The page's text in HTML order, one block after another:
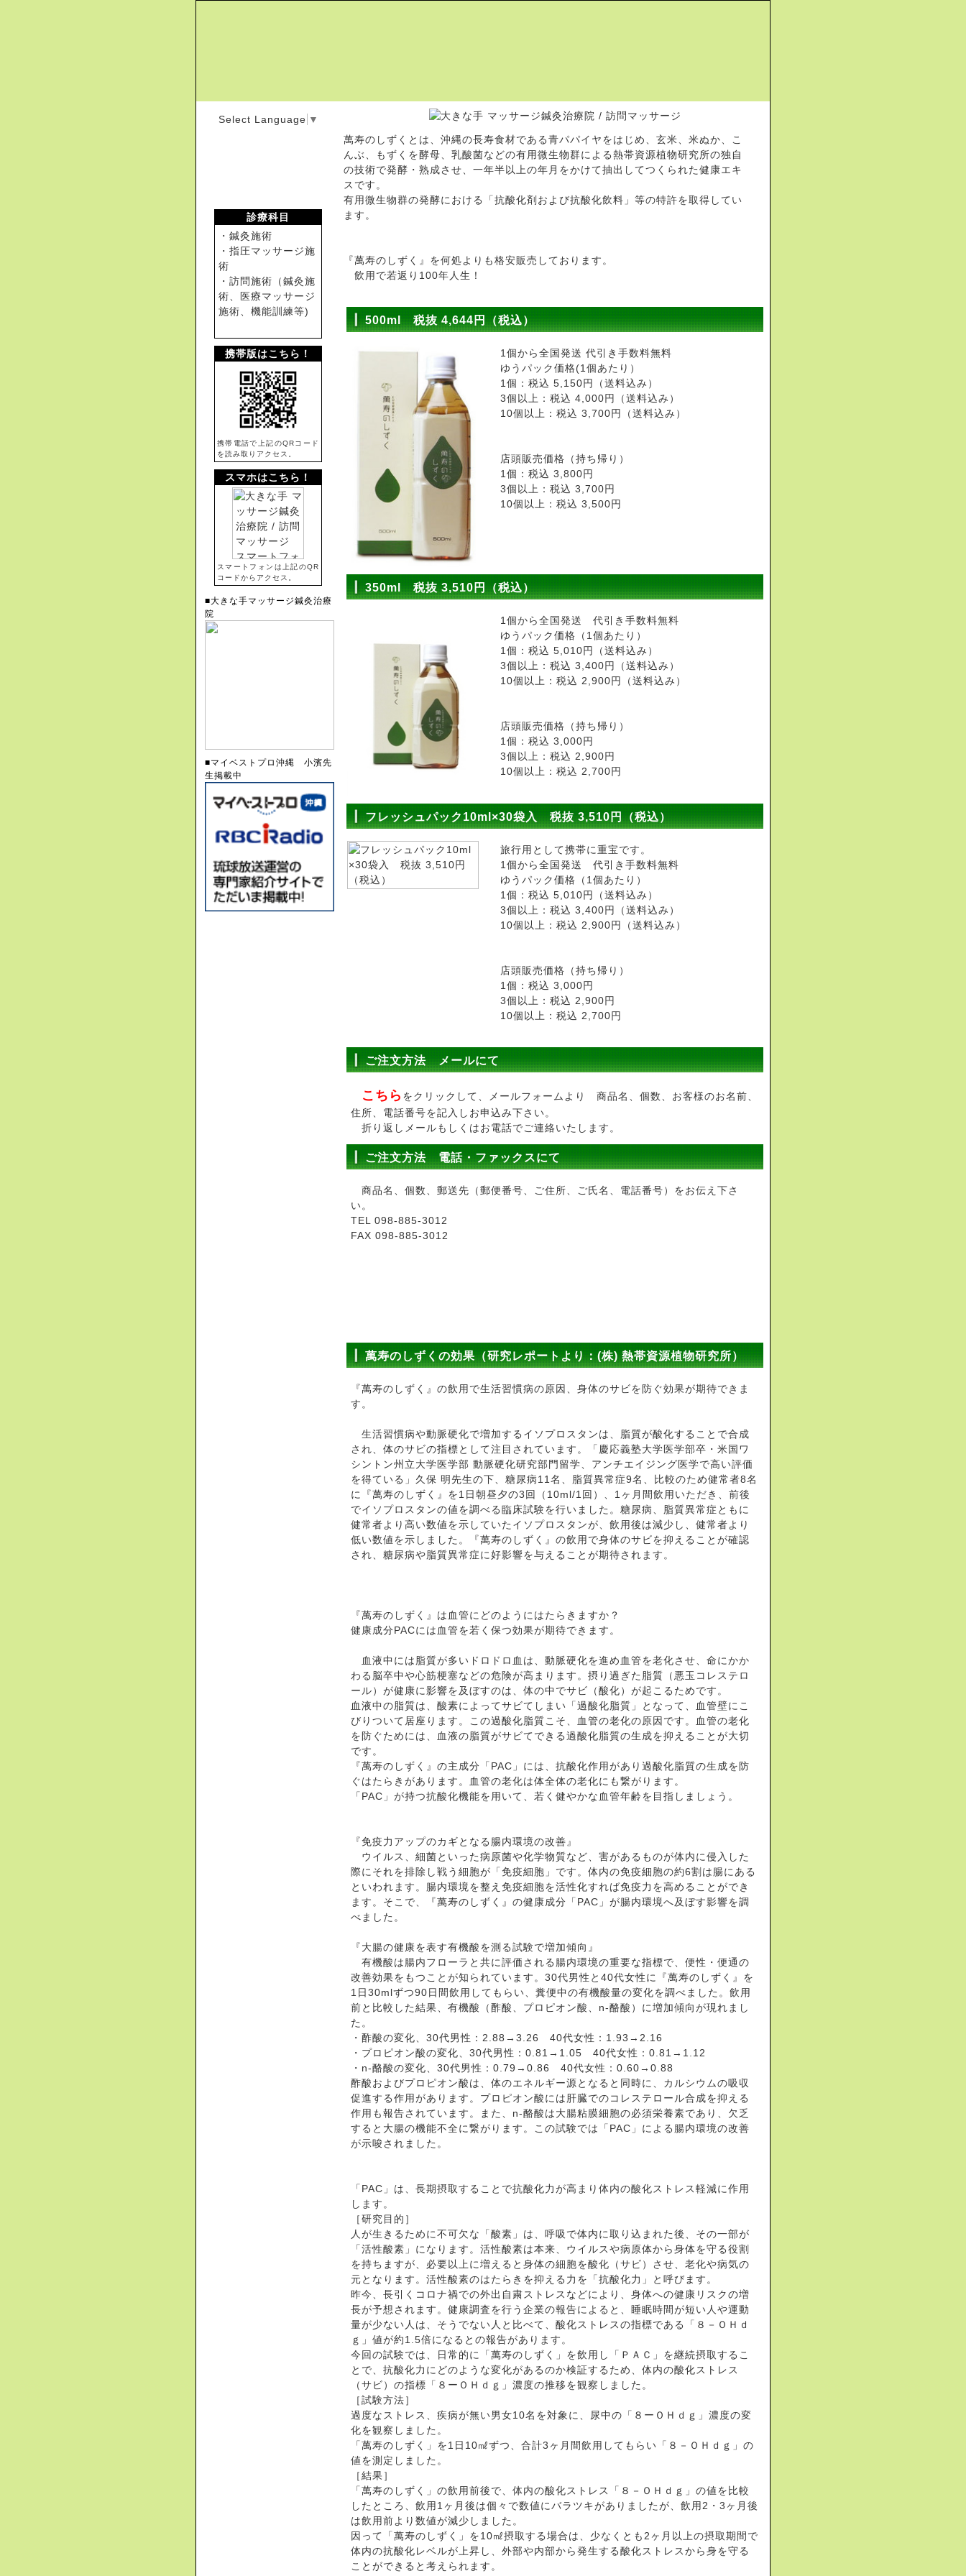
Select Language ▼
診療科目
・鍼灸施術
・指圧マッサージ施
術
・訪問施術（鍼灸施
術、医療マッサージ
施術、機能訓練等)
携帯版はこちら！
携帯電話で上記のQRコード
を読み取りアクセス。
スマホはこちら！
スマートフォンは上記のQR
コードからアクセス。
■大きな手マッサージ鍼灸治療
院
■マイベストプロ沖縄 小濱先
生掲載中
萬寿のしずくとは、沖縄の長寿食材である青パパイヤをはじめ、玄米、米ぬか、こ
んぶ、もずくを酵母、乳酸菌などの有用微生物群による熱帯資源植物研究所の独自
の技術で発酵・熟成させ、一年半以上の年月をかけて抽出してつくられた健康エキ
スです。
有用微生物群の発酵における「抗酸化剤および抗酸化飲料」等の特許を取得してい
ます。
『萬寿のしずく』を何処よりも格安販売しております。
飲用で若返り100年人生！
500ml 税抜 4,644円（税込）
1個から全国発送 代引き手数料無料
ゆうパック価格(1個あたり）
1個：税込 5,150円（送料込み）
3個以上：税込 4,000円（送料込み）
10個以上：税込 3,700円（送料込み）
店頭販売価格（持ち帰り）
1個：税込 3,800円
3個以上：税込 3,700円
10個以上：税込 3,500円
350ml 税抜 3,510円（税込）
1個から全国発送 代引き手数料無料
ゆうパック価格（1個あたり）
1個：税込 5,010円（送料込み）
3個以上：税込 3,400円（送料込み）
10個以上：税込 2,900円（送料込み）
店頭販売価格（持ち帰り）
1個：税込 3,000円
3個以上：税込 2,900円
10個以上：税込 2,700円
フレッシュパック10ml×30袋入 税抜 3,510円（税込）
旅行用として携帯に重宝です。
1個から全国発送 代引き手数料無料
ゆうパック価格（1個あたり）
1個：税込 5,010円（送料込み）
3個以上：税込 3,400円（送料込み）
10個以上：税込 2,900円（送料込み）
店頭販売価格（持ち帰り）
1個：税込 3,000円
3個以上：税込 2,900円
10個以上：税込 2,700円
ご注文方法 メールにて
こちら をクリックして、メールフォームより 商品名、個数、お客様のお名前、
住所、電話番号を記入しお申込み下さい。
折り返しメールもしくはお電話でご連絡いたします。
ご注文方法 電話・ファックスにて
商品名、個数、郵送先（郵便番号、ご住所、ご氏名、電話番号）をお伝え下さ
い。
TEL 098-885-3012
FAX 098-885-3012
萬寿のしずくの効果（研究レポートより：(株) 熱帯資源植物研究所）
『萬寿のしずく』の飲用で生活習慣病の原因、身体のサビを防ぐ効果が期待できま
す。
生活習慣病や動脈硬化で増加するイソプロスタンは、脂質が酸化することで合成
され、体のサビの指標として注目されています。「慶応義塾大学医学部卒・米国ワ
シントン州立大学医学部 動脈硬化研究部門留学、アンチエイジング医学で高い評価
を得ている」久保 明先生の下、糖尿病11名、脂質異常症9名、比較のため健常者8名
に『萬寿のしずく』を1日朝昼夕の3回（10ml/1回）、1ヶ月間飲用いただき、前後
でイソプロスタンの値を調べる臨床試験を行いました。糖尿病、脂質異常症ともに
健常者より高い数値を示していたイソプロスタンが、飲用後は減少し、健常者より
低い数値を示しました。『萬寿のしずく』の飲用で身体のサビを抑えることが確認
され、糖尿病や脂質異常症に好影響を与えることが期待されます。
『萬寿のしずく』は血管にどのようにはたらきますか？
健康成分PACには血管を若く保つ効果が期待できます。
血液中には脂質が多いドロドロ血は、動脈硬化を進め血管を老化させ、命にかか
わる脳卒中や心筋梗塞などの危険が高まります。摂り過ぎた脂質（悪玉コレステロ
ール）が健康に影響を及ぼすのは、体の中でサビ（酸化）が起こるためです。
血液中の脂質は、酸素によってサビてしまい「過酸化脂質」となって、血管壁にこ
びりついて居座ります。この過酸化脂質こそ、血管の老化の原因です。血管の老化
を防ぐためには、血液の脂質がサビてできる過酸化脂質の生成を抑えることが大切
です。
『萬寿のしずく』の主成分「PAC」には、抗酸化作用があり過酸化脂質の生成を防
ぐはたらきがあります。血管の老化は体全体の老化にも繋がります。
「PAC」が持つ抗酸化機能を用いて、若く健やかな血管年齢を目指しましょう。
『免疫力アップのカギとなる腸内環境の改善』
ウイルス、細菌といった病原菌や化学物質など、害があるものが体内に侵入した
際にそれを排除し戦う細胞が「免疫細胞」です。体内の免疫細胞の約6割は腸にある
といわれます。腸内環境を整え免疫細胞を活性化すれば免疫力を高めることができ
ます。そこで、『萬寿のしずく』の健康成分「PAC」が腸内環境へ及ぼす影響を調
べました。
『大腸の健康を表す有機酸を測る試験で増加傾向』
有機酸は腸内フローラと共に評価される腸内環境の重要な指標で、便性・便通の
改善効果をもつことが知られています。30代男性と40代女性に『萬寿のしずく』を
1日30mlずつ90日間飲用してもらい、糞便中の有機酸量の変化を調べました。飲用
前と比較した結果、有機酸（酢酸、プロピオン酸、n-酪酸）に増加傾向が現れまし
た。
・酢酸の変化、30代男性：2.88→3.26 40代女性：1.93→2.16
・プロピオン酸の変化、30代男性：0.81→1.05 40代女性：0.81→1.12
・n-酪酸の変化、30代男性：0.79→0.86 40代女性：0.60→0.88
酢酸およびプロピオン酸は、体のエネルギー源となると同時に、カルシウムの吸収
促進する作用があります。プロピオン酸には肝臓でのコレステロール合成を抑える
作用も報告されています。また、n-酪酸は大腸粘膜細胞の必須栄養素であり、欠乏
すると大腸の機能不全に繋がります。この試験では「PAC」による腸内環境の改善
が示唆されました。
「PAC」は、長期摂取することで抗酸化力が高まり体内の酸化ストレス軽減に作用
します。
［研究目的］
人が生きるために不可欠な「酸素」は、呼吸で体内に取り込まれた後、その一部が
「活性酸素」になります。活性酸素は本来、ウイルスや病原体から身体を守る役割
を持ちますが、必要以上に増えると身体の細胞を酸化（サビ）させ、老化や病気の
元となります。活性酸素のはたらきを抑える力を「抗酸化力」と呼びます。
昨今、長引くコロナ禍での外出自粛ストレスなどにより、身体への健康リスクの増
長が予想されます。健康調査を行う企業の報告によると、睡眠時間が短い人や運動
量が少ない人は、そうでない人と比べて、酸化ストレスの指標である「８－ＯＨｄ
ｇ」値が約1.5倍になるとの報告があります。
今回の試験では、日常的に「萬寿のしずく」を飲用し「ＰＡＣ」を継続摂取するこ
とで、抗酸化力にどのような変化があるのか検証するため、体内の酸化ストレス
（サビ）の指標「８ーＯＨｄｇ」濃度の推移を観察しました。
［試験方法］
過度なストレス、疾病が無い男女10名を対象に、尿中の「８ーＯＨｄｇ」濃度の変
化を観察しました。
「萬寿のしずく」を1日10㎖ずつ、合計3ヶ月間飲用してもらい「８－ＯＨｄｇ」の
値を測定しました。
［結果］
「萬寿のしずく」の飲用前後で、体内の酸化ストレス「８－ＯＨｄｇ」の値を比較
したところ、飲用1ヶ月後は個々で数値にバラツキがありましたが、飲用2・3ヶ月後
は飲用前より数値が減少しました。
因って「萬寿のしずく」を10㎖摂取する場合は、少なくとも2ヶ月以上の摂取期間で
体内の抗酸化レベルが上昇し、外部や内部から発生する酸化ストレスから身を守る
ことができると考えられます。